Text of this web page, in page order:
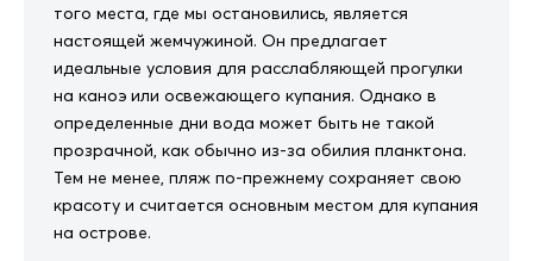
того места, где мы остановились, является
настоящей жемчужиной. Он предлагает
идеальные условия для расслабляющей прогулки
на каноэ или освежающего купания. Однако в
определенные дни вода может быть не такой
прозрачной, как обычно из-за обилия планктона.
Тем не менее, пляж по-прежнему сохраняет свою
красоту и считается основным местом для купания
на острове.